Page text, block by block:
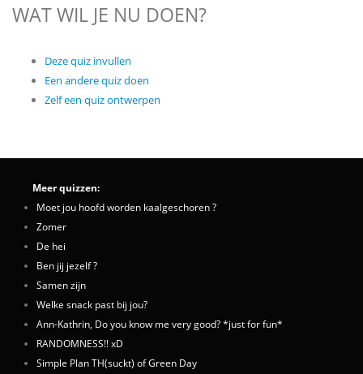
WAT WIL JE NU DOEN?
Deze quiz invullen
Een andere quiz doen
Zelf een quiz ontwerpen
Meer quizzen:
Moet jou hoofd worden kaalgeschoren ?
Zomer
De hei
Ben jij jezelf ?
Samen zijn
Welke snack past bij jou?
Ann-Kathrin, Do you know me very good? *just for fun*
RANDOMNESS!! xD
Simple Plan TH(suckt) of Green Day